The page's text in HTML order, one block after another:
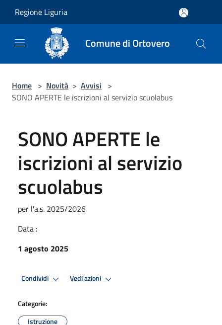
Regione Liguria
Comune di Ortovero
Home > Novità > Avvisi >
SONO APERTE le iscrizioni al servizio scuolabus
SONO APERTE le
iscrizioni al servizio
scuolabus
per l'a.s. 2025/2026
Data :
1 agosto 2025
Condividi Vedi azioni
Categorie:
Istruzione